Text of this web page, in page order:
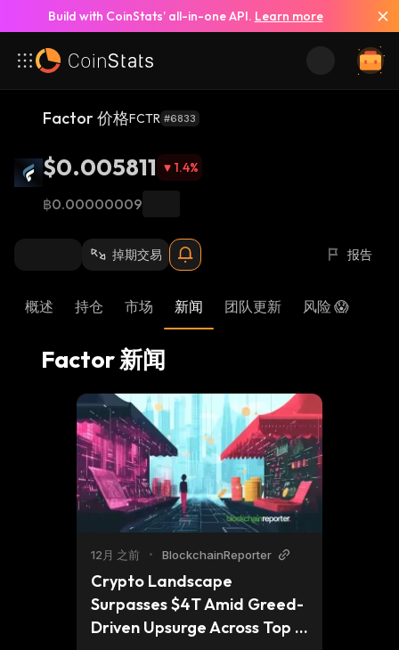
Build with CoinStats’ all-in-one API. Learn more
Factor 价格FCTR #6833
$0.005811 1.4%
฿0.00000009
掉期交易 报告
概述 持仓 市场 新闻 团队更新 风险 😱
Factor 新闻
查看所有新闻
12月 之前 • BlockchainReporter
Crypto Landscape
Surpasses $4T Amid Greed-
Driven Upsurge Across Top